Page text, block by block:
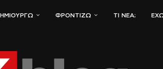
ΦΡΟΝΤΊΖΩ ΤΙ ΝΈΑ;